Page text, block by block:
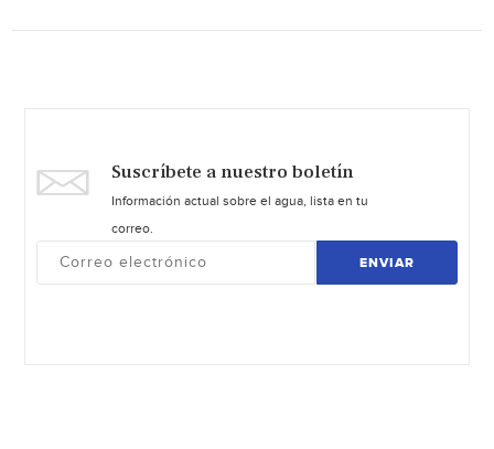
Suscríbete a nuestro boletín
Información actual sobre el agua, lista en tu
correo.
ENVIAR